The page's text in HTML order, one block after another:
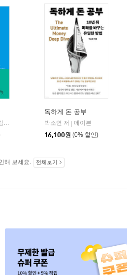
독하게 돈 공부
박소연 저 | 메이븐
16,100원 (0% 할인)
해 보세요. 전체보기